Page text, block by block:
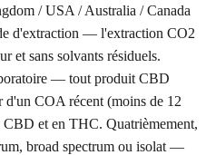
/ USA / Australia / Canada
d'extraction — l'extraction CO2
et sans solvants résiduels.
— tout produit CBD
d'un COA récent (moins de 12
CBD et en THC. Quatrièmement,
broad spectrum ou isolat —